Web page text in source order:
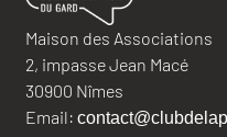
Maison des Associations
2, impasse Jean Macé
30900 Nîmes
Email: